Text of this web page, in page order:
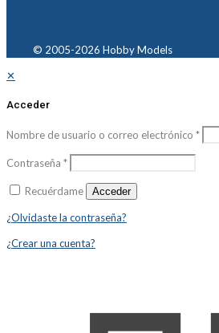
© 2005-2026 Hobby Models
✕
Acceder
Nombre de usuario o correo electrónico *
Contraseña *
Recuérdame Acceder
¿Olvidaste la contraseña?
¿Crear una cuenta?